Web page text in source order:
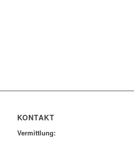
KONTAKT
Vermittlung: